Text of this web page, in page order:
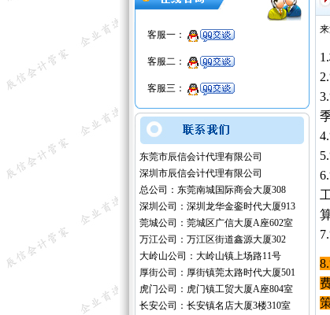
客服一：
客服二：
客服三：
东莞市辰信会计代理有限公司
深圳市辰信会计代理有限公司
总公司：东莞南城国际商会大厦308
深圳公司：深圳龙华金銮时代大厦913
莞城公司：莞城区广信大厦A座602室
万江公司：万江区街道鑫源大厦302
大岭山公司：大岭山镇上场路11号
厚街公司：厚街镇莞太路时代大厦501
虎门公司：虎门镇工贸大厦A座804室
长安公司：长安镇名店大厦3楼310室